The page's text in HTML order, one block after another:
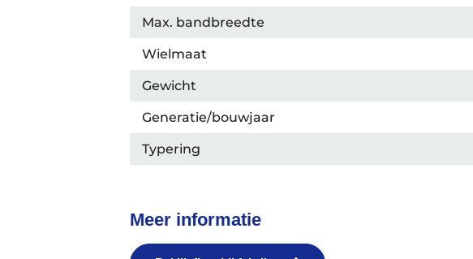
Max. bandbreedte
Wielmaat
Gewicht
Generatie/bouwjaar
Typering
Meer informatie